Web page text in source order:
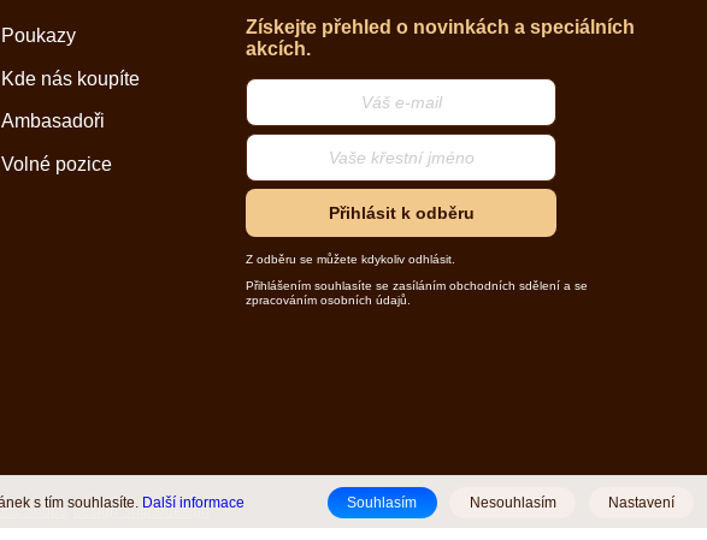
Poukazy
Kde nás koupíte
Ambasadoři
Volné pozice
Získejte přehled o novinkách a speciálních
akcích.
Přihlásit k odběru
Z odběru se můžete kdykoliv odhlásit.
Přihlášením souhlasíte se zasíláním obchodních sdělení a se
zpracováním osobních údajů.
Shops ,design Sniperdesign
s tím souhlasíte. Další informace Nastavení
Nesouhlasím
Souhlasím